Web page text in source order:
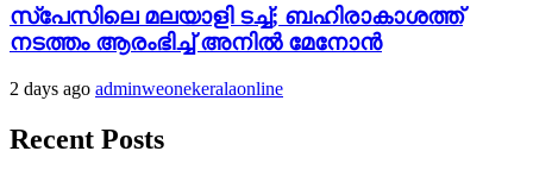
സ്‌പേസിലെ മലയാളി ടച്ച്; ബഹിരാകാശത്ത്
നടത്തം ആരംഭിച്ച് അനില്‍ മേനോന്‍
2 days ago adminweonekeralaonline
Recent Posts